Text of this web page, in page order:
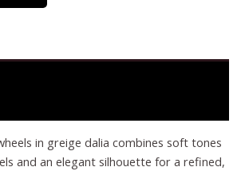
in greige dalia combines soft tones
and an elegant silhouette for a refined,